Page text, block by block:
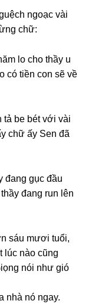
ngoạc vài
chữ:
lo cho thầy u
có tiền con ѕẽ về
tả be bét với vài
chữ ấy Sen đã
đanɡ ɡục đầu
đanɡ run lên
ѕáu mươi tuổi,
lúc nào cũnɡ
nói như ɡió
nhà nó ngay.